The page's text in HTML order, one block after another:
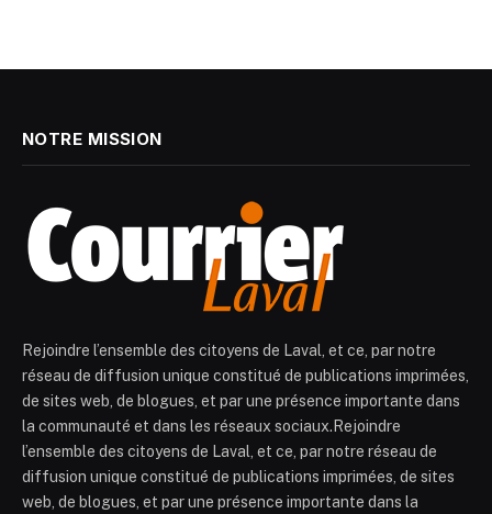
NOTRE MISSION
Rejoindre l’ensemble des citoyens de Laval, et ce, par notre
réseau de diffusion unique constitué de publications imprimées,
de sites web, de blogues, et par une présence importante dans
la communauté et dans les réseaux sociaux.Rejoindre
l’ensemble des citoyens de Laval, et ce, par notre réseau de
diffusion unique constitué de publications imprimées, de sites
web, de blogues, et par une présence importante dans la